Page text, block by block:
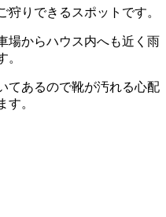
りできるスポットです。
場からハウス内へも近く雨
。
てあるので靴が汚れる心配
す。